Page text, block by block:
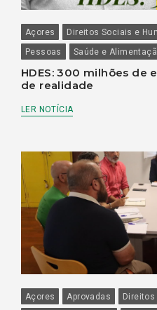
Açores Direitos Sociais e
Pessoas
Saúde e
HDES: 300 milhões de
de realidade
LER NOTÍCIA
Açores Aprovadas Direitos